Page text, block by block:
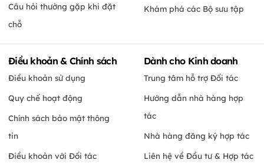
Câu hỏi thường gặp khi đặt
chỗ
Khám phá các Bộ sưu tập
Điều khoản & Chính sách
Điều khoản sử dụng
Quy chế hoạt động
Chính sách bảo mật thông
tin
Điều khoản với Đối tác
Dành cho Kinh doanh
Trung tâm hỗ trợ Đối tác
Hướng dẫn nhà hàng hợp
tác
Nhà hàng đăng ký hợp tác
Liên hệ về Đầu tư & Hợp tác